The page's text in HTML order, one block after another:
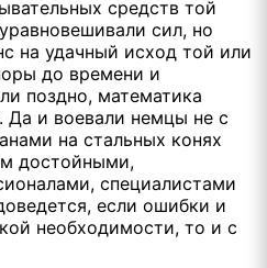
средств той
сил, но
на удачный исход той или
до времени и
поздно, математика
Да и воевали немцы не с
на стальных конях
достойными,
специалистами
если ошибки и
необходимости, то и с